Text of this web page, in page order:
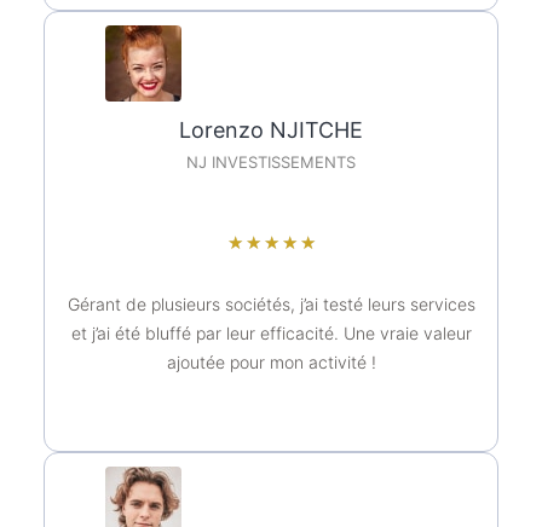
Lorenzo NJITCHE
NJ INVESTISSEMENTS
★ ★ ★ ★ ★
Gérant de plusieurs sociétés, j’ai testé leurs services
et j’ai été bluffé par leur efficacité. Une vraie valeur
ajoutée pour mon activité !